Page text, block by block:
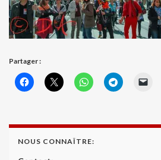
Partager :
NOUS CONNAÎTRE: